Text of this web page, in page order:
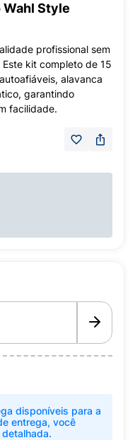
Wahl Style
profissional sem
kit completo de 15
alavanca
garantindo
facilidade.
disponíveis para a
entrega, você